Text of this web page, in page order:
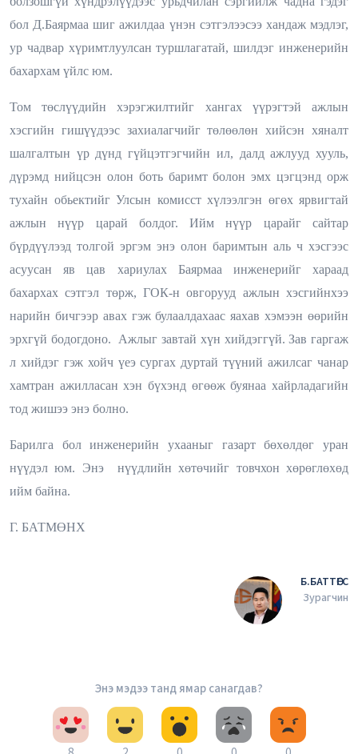
бол Д.Баярмаа шиг ажилдаа үнэн сэтгэлээсээ хандаж мэдлэг,
ур чадвар хүримтлуулсан туршлагатай, шилдэг инженерийн
бахархам үйлс юм.
Том төслүүдийн хэрэгжилтийг хангах үүрэгтэй ажлын
хэсгийн гишүүдээс захиалагчийг төлөөлөн хийсэн хяналт
шалгалтын үр дүнд гүйцэтгэгчийн ил, далд ажлууд хууль,
дүрэмд нийцсэн олон боть баримт болон эмх цэгцэнд орж
тухайн обьектийг Улсын комисст хүлээлгэн өгөх ярвигтай
ажлын нүүр царай болдог. Ийм нүүр царайг сайтар
бүрдүүлээд толгой эргэм энэ олон баримтын аль ч хэсгээс
асуусан яв цав хариулах Баярмаа инженерийг хараад
бахархах сэтгэл төрж, ГОК-н овгорууд ажлын хэсгийнхээ
нарийн бичгээр авах гэж булаалдахаас яахав хэмээн өөрийн
эрхгүй бодогдоно. Ажлыг завтай хүн хийдэггүй. Зав гаргаж
л хийдэг гэж хойч үеэ сургах дуртай түүний ажилсаг чанар
хамтран ажилласан хэн бүхэнд өгөөж буянаа хайрладагийн
тод жишээ энэ болно.
Барилга бол инженерийн ухааныг газарт бөхөлдөг уран
нүүдэл юм. Энэ нүүдлийн хөтөчийг товчхон хөрөглөхөд
ийм байна.
Г. БАТМӨНХ
Б.БАТТӨГС
Зурагчин
Энэ мэдээ танд ямар санагдав?